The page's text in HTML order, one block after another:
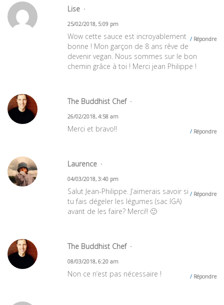
Lise
25/02/2018, 5:09 pm
Répondre
Wow cette sauce est incroyablement
bonne ! Mon garçon de 8 ans rêve de
devenir vegan. Nous sommes sur le bon
chemin grâce à toi ! Merci jean Philippe !
The Buddhist Chef
26/02/2018, 4:58 am
Répondre
Merci et bravo!!
Laurence
04/03/2018, 3:40 pm
Répondre
Salut Jean-Philippe. J’aimerais savoir si
tu fais dégeler les légumes (sac IGA)
avant de les faire? Merci!! 🙂
The Buddhist Chef
08/03/2018, 6:20 am
Répondre
Non ce n’est pas nécessaire !